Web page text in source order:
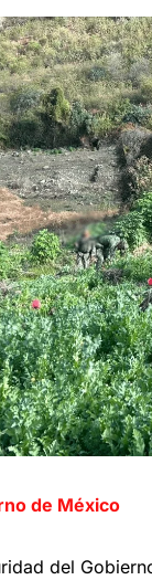
de México
del